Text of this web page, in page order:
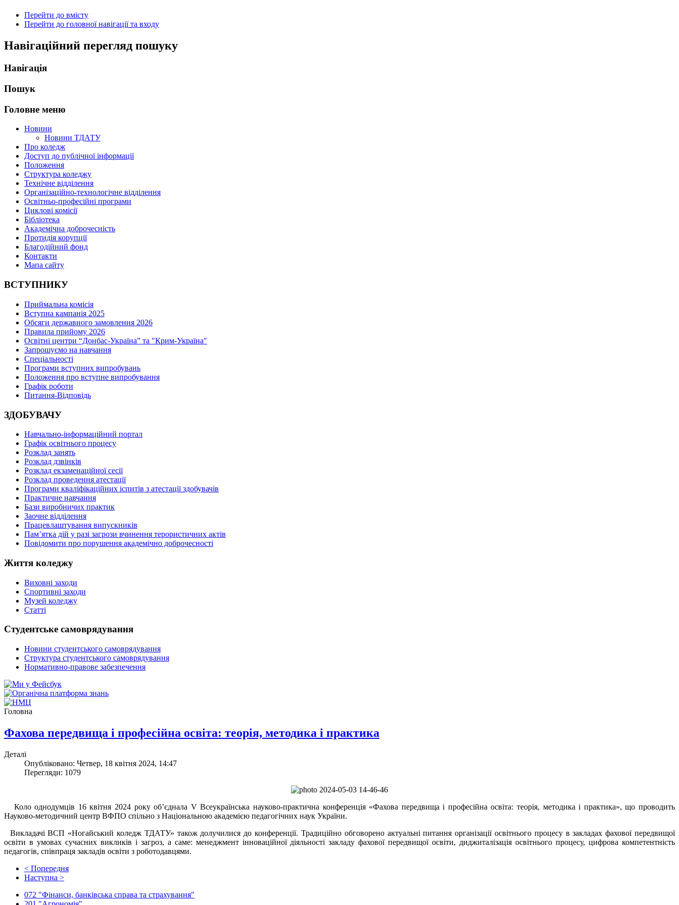
Перейти до вмісту
Перейти до головної навігації та входу
Навігаційний перегляд пошуку
Навігація
Пошук
Головне меню
Новини
Новини ТДАТУ
Про коледж
Доступ до публічної інформації
Положення
Структура коледжу
Технічне відділення
Організаційно-технологічне відділення
Освітньо-професійні програми
Циклові комісії
Бібліотека
Академічна доброчесність
Протидія корупції
Благодійний фонд
Контакти
Мапа сайту
ВСТУПНИКУ
Приймальна комісія
Вступна кампанія 2025
Обсяги державного замовлення 2026
Правила прийому 2026
Освітні центри “Донбас-Україна” та "Крим-Україна"
Запрошуємо на навчання
Спеціальності
Програми вступних випробувань
Положення про вступне випробування
Графік роботи
Питання-Відповідь
ЗДОБУВАЧУ
Навчально-інформаційний портал
Графік освітнього процесу
Розклад занять
Розклад дзвінків
Розклад екзаменаційної сесії
Розклад проведення атестації
Програми кваліфікаційних іспитів з атестації здобувачів
Практичне навчання
Бази виробничих практик
Заочне відділення
Працевлаштування випускників
Пам’ятка дій у разі загрози вчинення терористичних актів
Повідомити про порушення академічно доброчесності
Життя коледжу
Виховні заходи
Спортивні заходи
Музей коледжу
Статті
Студентське самоврядування
Новини студентського самоврядування
Структура студентського самоврядування
Нормативно-правове забезпечення
Головна
Фахова передвища і професійна освіта: теорія, методика і практика
Деталі
Опубліковано: Четвер, 18 квітня 2024, 14:47
Перегляди: 1079
Коло однодумців 16 квітня 2024 року об’єднала V Всеукраїнська науково-практична конференція «Фахова передвища і професійна освіта: теорія, методика і практика», що проводить
Науково-методичний центр ВФПО спільно з Національною академією педагогічних наук України.
Викладачі ВСП «Ногайський коледж ТДАТУ» також долучилися до конференції. Традиційно обговорено актуальні питання організації освітнього процесу в закладах фахової передвищої
освіти в умовах сучасних викликів і загроз, а саме: менеджмент інноваційної діяльності закладу фахової передвищої освіти, диджиталізація освітнього процесу, цифрова компетентність
педагогів, співпраця закладів освіти з роботодавцями.
< Попередня
Наступна >
072 "Фінанси, банківська справа та страхування"